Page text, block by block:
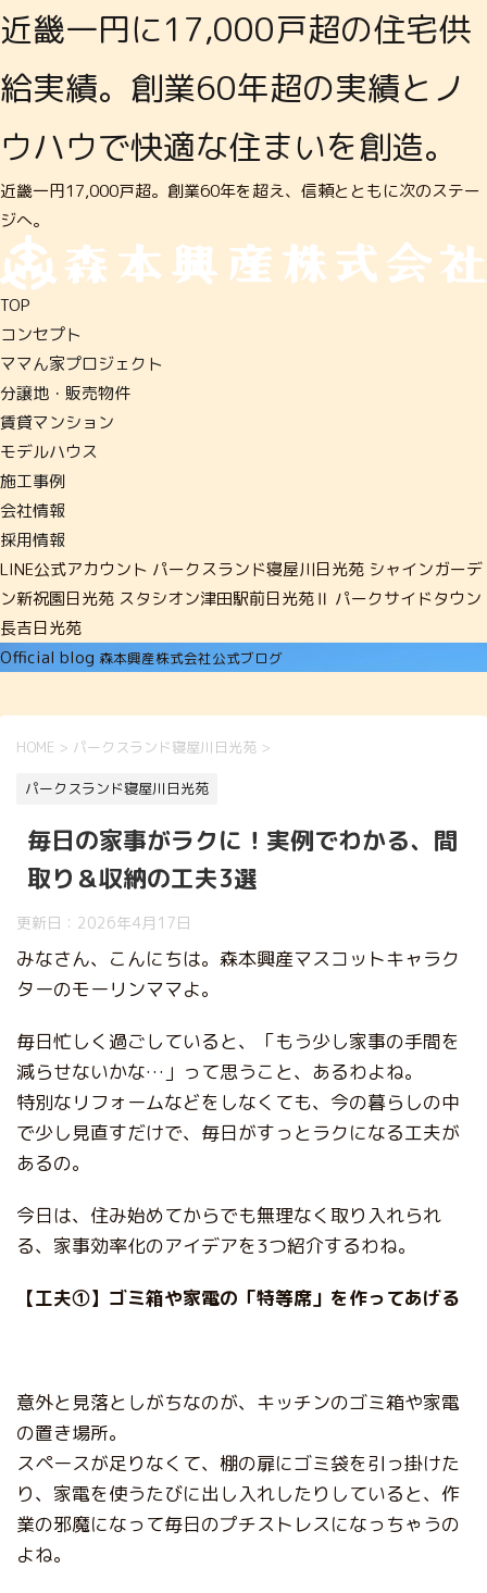
近畿一円に17,000戸超の住宅供
給実績。創業60年超の実績とノ
ウハウで快適な住まいを創造。
近畿一円17,000戸超。創業60年を超え、信頼とともに次のステー
ジへ。
TOP
コンセプト
ママん家プロジェクト
分譲地・販売物件
賃貸マンション
モデルハウス
施工事例
会社情報
採用情報
LINE公式アカウント パークスランド寝屋川日光苑 シャインガーデ
ン新祝園日光苑 スタシオン津田駅前日光苑Ⅱ パークサイドタウン
長吉日光苑
Official blog 森本興産株式会社公式ブログ
HOME > パークスランド寝屋川日光苑 >
パークスランド寝屋川日光苑
毎日の家事がラクに！実例でわかる、間
取り＆収納の工夫3選
更新日： 2026年4月17日
みなさん、こんにちは。森本興産マスコットキャラク
ターのモーリンママよ。
毎日忙しく過ごしていると、「もう少し家事の手間を
減らせないかな…」って思うこと、あるわよね。
特別なリフォームなどをしなくても、今の暮らしの中
で少し見直すだけで、毎日がすっとラクになる工夫が
あるの。
今日は、住み始めてからでも無理なく取り入れられ
る、家事効率化のアイデアを3つ紹介するわね。
【工夫①】ゴミ箱や家電の「特等席」を作ってあげる
意外と見落としがちなのが、キッチンのゴミ箱や家電
の置き場所。
スペースが足りなくて、棚の扉にゴミ袋を引っ掛けた
り、家電を使うたびに出し入れしたりしていると、作
業の邪魔になって毎日のプチストレスになっちゃうの
よね。